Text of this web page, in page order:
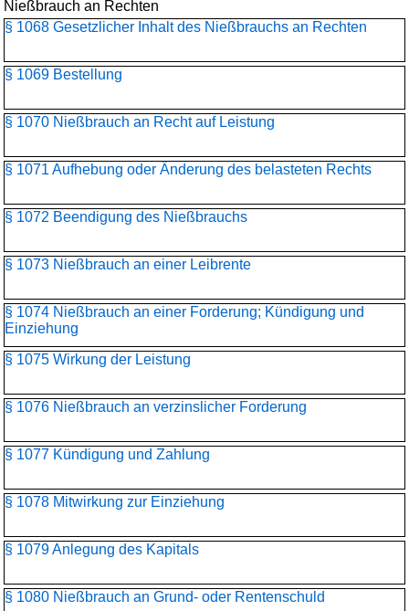
Nießbrauch an Rechten
§ 1068 Gesetzlicher Inhalt des Nießbrauchs an Rechten
§ 1069 Bestellung
§ 1070 Nießbrauch an Recht auf Leistung
§ 1071 Aufhebung oder Änderung des belasteten Rechts
§ 1072 Beendigung des Nießbrauchs
§ 1073 Nießbrauch an einer Leibrente
§ 1074 Nießbrauch an einer Forderung; Kündigung und
Einziehung
§ 1075 Wirkung der Leistung
§ 1076 Nießbrauch an verzinslicher Forderung
§ 1077 Kündigung und Zahlung
§ 1078 Mitwirkung zur Einziehung
§ 1079 Anlegung des Kapitals
§ 1080 Nießbrauch an Grund- oder Rentenschuld